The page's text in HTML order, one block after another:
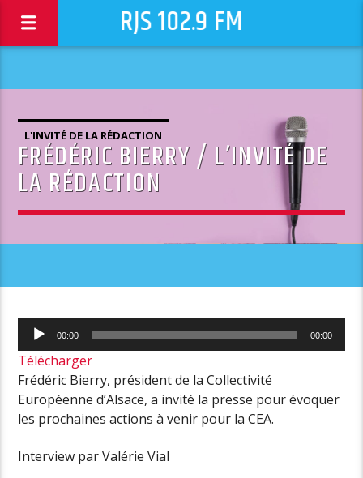
RJS 102.9 FM
L'INVITÉ DE LA RÉDACTION
FRÉDÉRIC BIERRY / L’INVITÉ DE
LA RÉDACTION
Lecteur
audio
00:00 00:00
Télécharger
Frédéric Bierry, président de la Collectivité
Européenne d’Alsace, a invité la presse pour évoquer
les prochaines actions à venir pour la CEA.
Interview par Valérie Vial